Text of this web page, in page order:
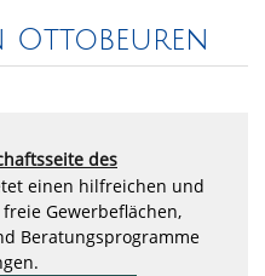
Ottobeuren
des
einen hilfreichen und
Gewerbeflächen,
Beratungsprogramme